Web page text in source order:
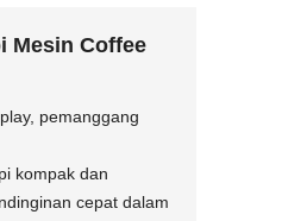
Mesin Coffee
pemanggang
kompak dan
cepat dalam